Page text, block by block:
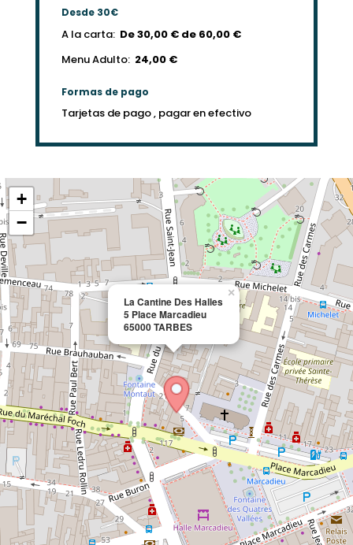
Desde 30€
A la carta: De 30,00 € de 60,00 €
Menu Adulto: 24,00 €
Formas de pago
Tarjetas de pago , pagar en efectivo
La Cantine Des Halles
5 Place Marcadieu
65000 TARBES
×
+
−